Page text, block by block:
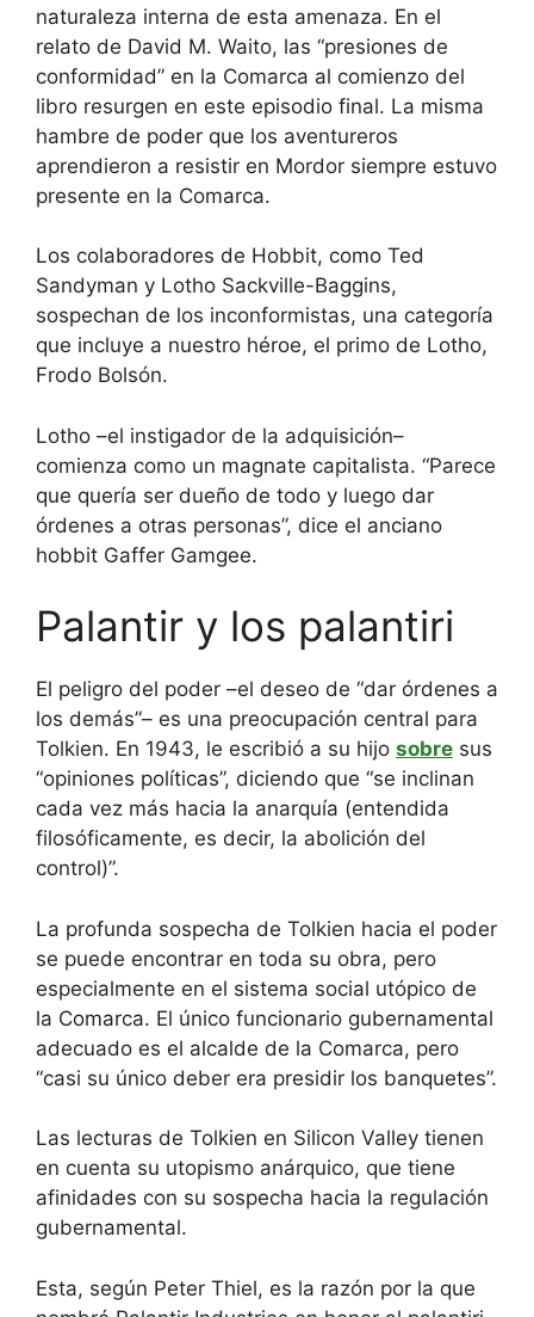
naturaleza interna de esta amenaza. En el
relato de David M. Waito, las “presiones de
conformidad” en la Comarca al comienzo del
libro resurgen en este episodio final. La misma
hambre de poder que los aventureros
aprendieron a resistir en Mordor siempre estuvo
presente en la Comarca.
Los colaboradores de Hobbit, como Ted
Sandyman y Lotho Sackville-Baggins,
sospechan de los inconformistas, una categoría
que incluye a nuestro héroe, el primo de Lotho,
Frodo Bolsón.
Lotho –el instigador de la adquisición–
comienza como un magnate capitalista. “Parece
que quería ser dueño de todo y luego dar
órdenes a otras personas”, dice el anciano
hobbit Gaffer Gamgee.
Palantir y los palantiri
El peligro del poder –el deseo de “dar órdenes a
los demás”– es una preocupación central para
Tolkien. En 1943, le escribió a su hijo sobre sus
“opiniones políticas”, diciendo que “se inclinan
cada vez más hacia la anarquía (entendida
filosóficamente, es decir, la abolición del
control)”.
La profunda sospecha de Tolkien hacia el poder
se puede encontrar en toda su obra, pero
especialmente en el sistema social utópico de
la Comarca. El único funcionario gubernamental
adecuado es el alcalde de la Comarca, pero
“casi su único deber era presidir los banquetes”.
Las lecturas de Tolkien en Silicon Valley tienen
en cuenta su utopismo anárquico, que tiene
afinidades con su sospecha hacia la regulación
gubernamental.
Esta, según Peter Thiel, es la razón por la que